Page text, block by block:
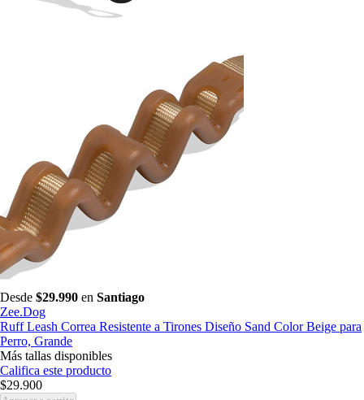
Desde $29.990 en Santiago
Zee.Dog
Ruff Leash Correa Resistente a Tirones Diseño Sand Color Beige para
Perro, Grande
Más tallas disponibles
Califica este producto
$29.900